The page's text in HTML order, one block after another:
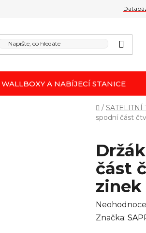
WALLBOXY A NABÍJECÍ STANICE
Domů
/ SATELITNÍ
spodní část
část
zinek
Průměrné
hodnocení
Značka: